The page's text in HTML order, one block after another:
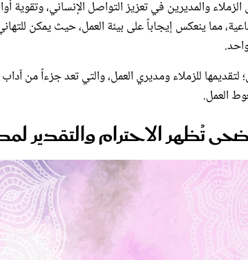
الزملاء والمديرين في تعزيز التواصل الإنساني، وتقوية
مما ينعكس إيجاباً على بيئة العمل، حيث يمكن
للزملاء ومديري العمل، والتي تعد جزءاً من
العمل.
تُظهر الاحترام والتقدير